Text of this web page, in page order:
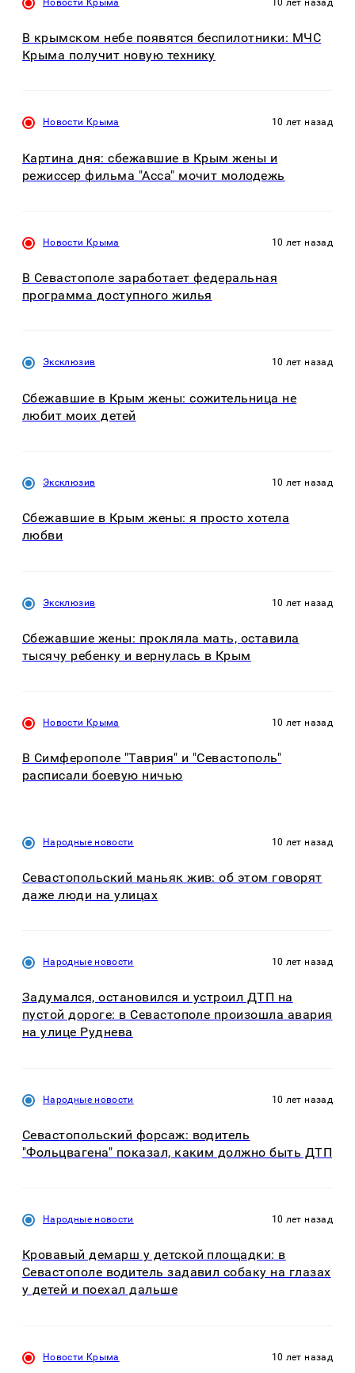
Новости Крыма 10 лет назад
В крымском небе появятся беспилотники: МЧС
Крыма получит новую технику
Новости Крыма 10 лет назад
Картина дня: сбежавшие в Крым жены и
режиссер фильма "Асса" мочит молодежь
Новости Крыма 10 лет назад
В Севастополе заработает федеральная
программа доступного жилья
Эксклюзив 10 лет назад
Сбежавшие в Крым жены: сожительница не
любит моих детей
Эксклюзив 10 лет назад
Сбежавшие в Крым жены: я просто хотела
любви
Эксклюзив 10 лет назад
Сбежавшие жены: прокляла мать, оставила
тысячу ребенку и вернулась в Крым
Новости Крыма 10 лет назад
В Симферополе "Таврия" и "Севастополь"
расписали боевую ничью
Народные новости 10 лет назад
Севастопольский маньяк жив: об этом говорят
даже люди на улицах
Народные новости 10 лет назад
Задумался, остановился и устроил ДТП на
пустой дороге: в Севастополе произошла авария
на улице Руднева
Народные новости 10 лет назад
Севастопольский форсаж: водитель
"Фольцвагена" показал, каким должно быть ДТП
Народные новости 10 лет назад
Кровавый демарш у детской площадки: в
Севастополе водитель задавил собаку на глазах
у детей и поехал дальше
Новости Крыма 10 лет назад